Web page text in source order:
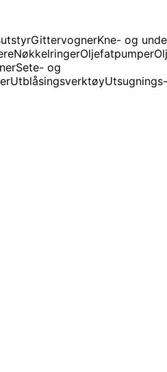
GittervognerKne- og
NøkkelringerOljefatpumper
Sete- og
Utblåsingsverktøy